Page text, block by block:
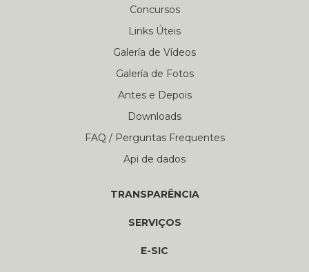
Concursos
Links Úteis
Galería de Vídeos
Galería de Fotos
Antes e Depois
Downloads
FAQ / Perguntas Frequentes
Api de dados
TRANSPARÊNCIA
SERVIÇOS
E-SIC